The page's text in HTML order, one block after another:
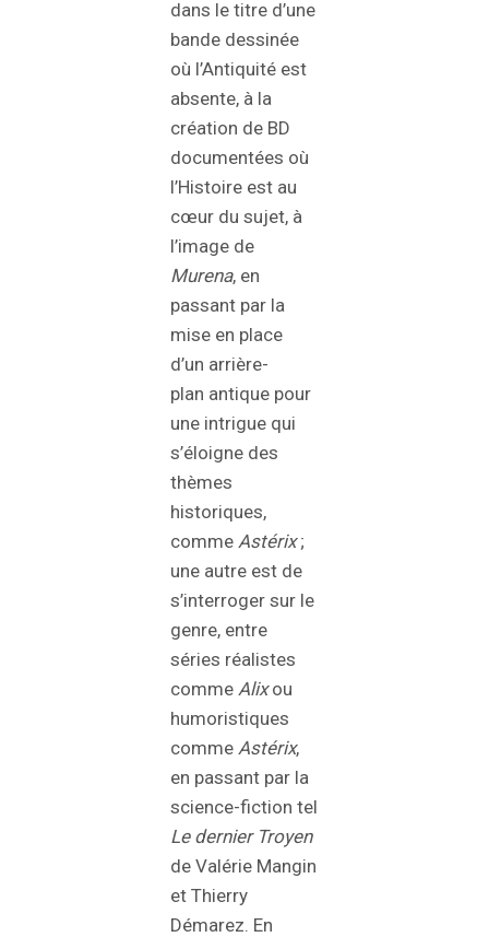
dans le titre d’une
bande dessinée
où l’Antiquité est
absente, à la
création de BD
documentées où
l’Histoire est au
cœur du sujet, à
l’image de
Murena, en
passant par la
mise en place
d’un arrière-
plan antique pour
une intrigue qui
s’éloigne des
thèmes
historiques,
comme Astérix;
une autre est de
s’interroger sur le
genre, entre
séries réalistes
comme Alixou
humoristiques
comme Astérix,
en passant par la
science-fiction tel
Le dernier Troyen
de Valérie Mangin
et Thierry
Démarez. En